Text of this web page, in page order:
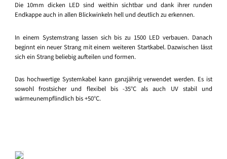
Die 10mm dicken LED sind weithin sichtbar und dank ihrer runden
Endkappe auch in allen Blickwinkeln hell und deutlich zu erkennen.
In einem Systemstrang lassen sich bis zu 1500 LED verbauen. Danach
beginnt ein neuer Strang mit einem weiteren Startkabel. Dazwischen lässt
sich ein Strang beliebig aufteilen und formen.
Das hochwertige Systemkabel kann ganzjährig verwendet werden. Es ist
sowohl frostsicher und flexibel bis -35°C als auch UV stabil und
wärmeunempflindlich bis +50°C.